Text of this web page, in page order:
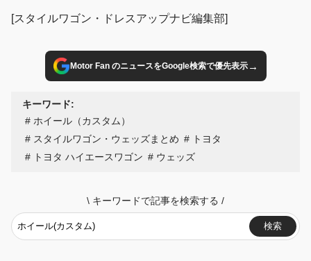
[スタイルワゴン・ドレスアップナビ編集部]
Motor Fan のニュースをGoogle検索で優先表示→
キーワード:
ホイール（カスタム）
スタイルワゴン・ウェッズまとめ
トヨタ
トヨタ ハイエースワゴン
ウェッズ
\ キーワードで記事を検索する /
検索